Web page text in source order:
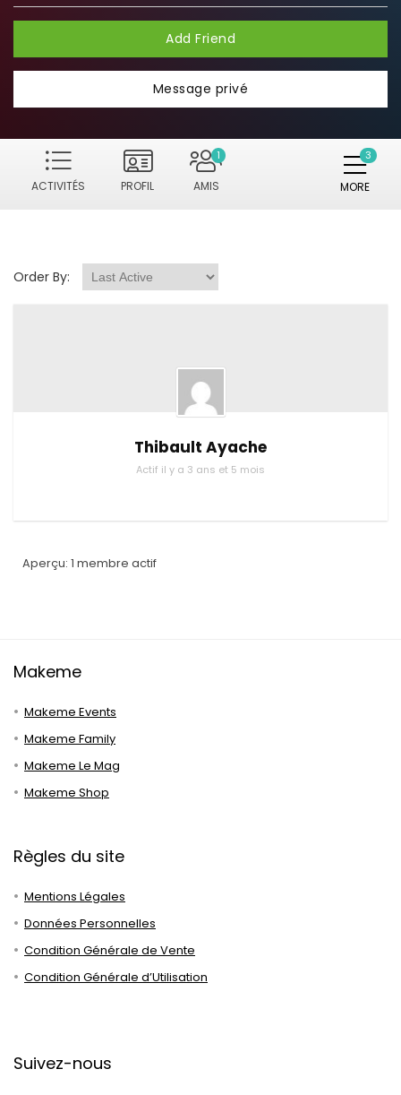
Add Friend
Message privé
ACTIVITÉS PROFIL AMIS
1
MORE
Order By:
Thibault Ayache
Actif il y a 3 ans et 5 mois
Aperçu: 1 membre actif
Makeme
Makeme Events
Makeme Family
Makeme Le Mag
Makeme Shop
Règles du site
Mentions Légales
Données Personnelles
Condition Générale de Vente
Condition Générale d’Utilisation
Suivez-nous